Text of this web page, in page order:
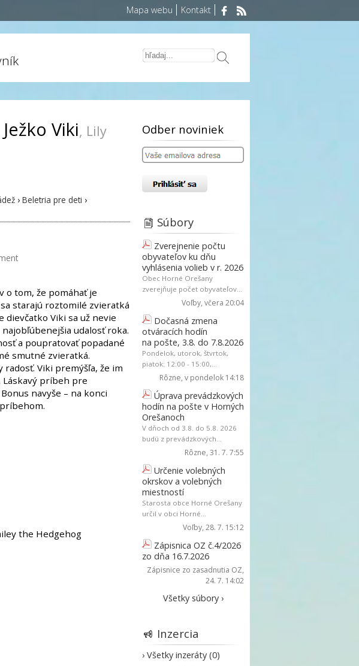
Mapa webu Kontakt
Viki, Lily
› Beletria pre deti ›
o tom, že pomáhať je
starajú roztomilé zvieratká
dievčatko Viki sa už nevie
udalosť roka.
a poupratovať popadané
smutné zvieratká.
Viki premýšľa, že im
Láskavý príbeh pre
navyše – na konci
the Hedgehog
Odber noviniek
Súbory
Zverejnenie počtu
obyvateľov ku dňu
vyhlásenia volieb v r. 2026
Obec Horné Orešany
zverejňuje počet obyvateľov...
Voľby, včera 20:04
Dočasná zmena
otváracích hodín
na pošte, 3.8. do 7.8.2026
Pondelok, utorok, štvrtok,
piatok: 12:00 - 15:00,...
Rôzne, v pondelok 14:18
Úprava prevádzkových
hodín na pošte v Horných
Orešanoch
V dňoch od 3.8. do 5.8. 2026
budú z prevádzkových...
Rôzne, 31. 7. 7:55
Určenie volebných
okrskov a volebných
miestností
Starosta obce Horné Orešany
určil v obci Horné...
Voľby, 28. 7. 15:12
Zápisnica OZ č.4/2026
zo dňa 16.7.2026
Zápisnice zo zasadnutia OZ,
24. 7. 14:02
Všetky súbory ›
Inzercia
› Všetky inzeráty (0)